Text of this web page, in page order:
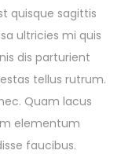
quisque sagittis
ultricies mi quis
dis parturient
tellus rutrum.
Quam lacus
elementum
faucibus.